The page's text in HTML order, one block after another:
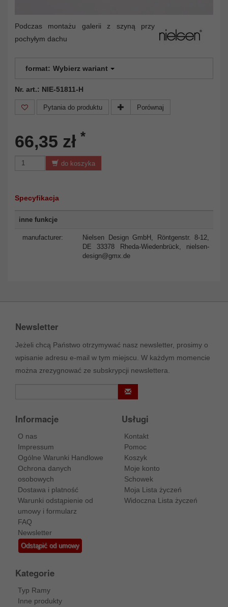
Podczas montażu galerii z szyną przy
pochyłym dachu
format: Wybierz wariant
Nr. art.: NIE-51811-H
Pytania do produktu Porównaj
66,35 zł *
do koszyka
Specyfikacja
inne funkcje
manufacturer:
Nielsen Design GmbH, Röntgenstr. 8-12,
DE 33378 Rheda-Wiedenbrück, nielsen-
design@gmx.de
Newsletter
Jeżeli chcą Państwo otrzymywać nasz newsletter, prosimy o
wpisanie adresu e-mail w tym miejscu. W każdym momencie
można zrezygnować ze subskrypcji newslettera.
Informacje
O nas
Impressum
Ogólne Warunki Handlowe
Ochrona danych
osobowych
Dostawa i platność
Warunki odstąpienie od
umowy i formularz
FAQ
Newsletter
Odstąpić od umowy
Usługi
Kontakt
Pomoc
Koszyk
Moje konto
Schowek
Moja Lista życzeń
Widoczna Lista życzeń
Kategorie
Typ Ramy
Inne produkty